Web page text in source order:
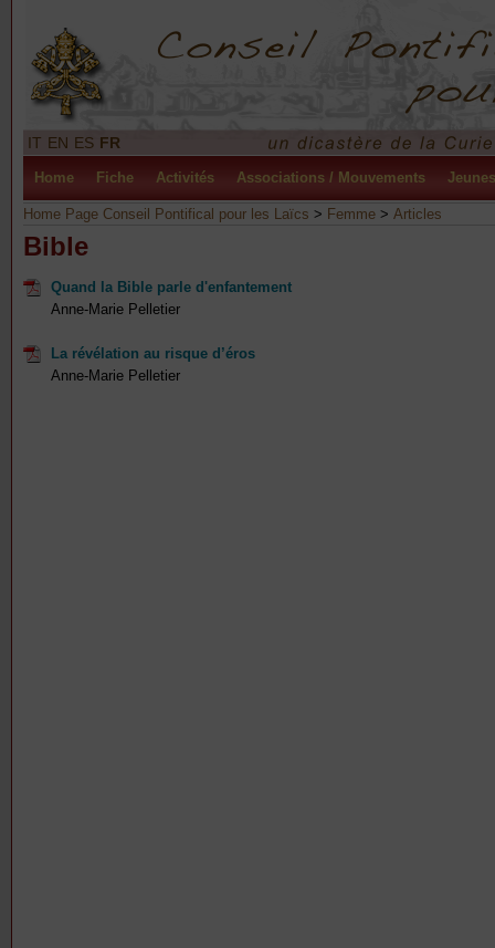
IT EN ES FR
Home Fiche Activités Associations / Mouvements Jeunes
Home Page Conseil Pontifical pour les Laïcs > Femme > Articles
Bible
Quand la Bible parle d'enfantement
Anne-Marie Pelletier
La révélation au risque d’éros
Anne-Marie Pelletier